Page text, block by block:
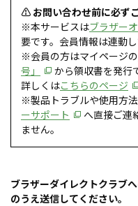
⚠ お問い合わせ前に必ず
※本サービスはブラザー
要です。会員情報は連動し
※会員の方はマイページの
号」
から領収書を発行
詳しくはこちらのページ
※製品トラブルや使用方
ーサポート
へ直接ご連
ません。
ブラザーダイレクトクラブ
のうえ送信してください。